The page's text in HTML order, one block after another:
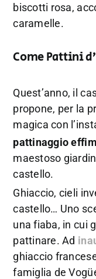
biscotti rosa,
caramelle.
Come Pattini
Quest’anno, il
propone, per la
magica con
pattinaggio
maestoso
castello.
Ghiaccio, cieli
castello… Uno
una fiaba, in cui
pattinare. Ad
ghiaccio
famiglia de